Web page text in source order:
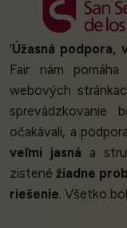
‘Úžasná podpora,
Fair nám
webových
sprevádzkovanie
očakávali, a
veľmi jasná a
zistenéžiadne
riešenie. Všetko